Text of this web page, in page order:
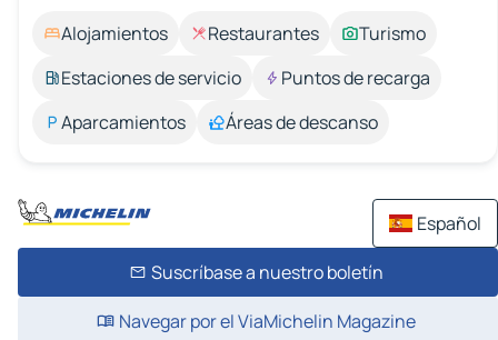
Alojamientos Restaurantes
Turismo
Estaciones de servicio
Puntos de recarga
Aparcamientos
Áreas de descanso
Español
Suscríbase a nuestro boletín
Navegar por el ViaMichelin Magazine